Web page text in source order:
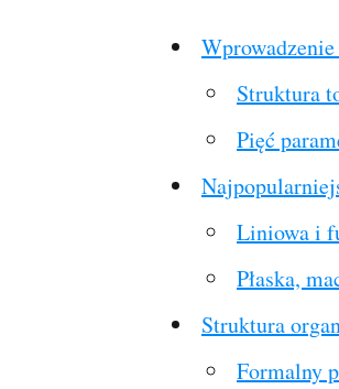
Struktura
Pięć
Liniowa i
Płaska,
Struktura
Formalny